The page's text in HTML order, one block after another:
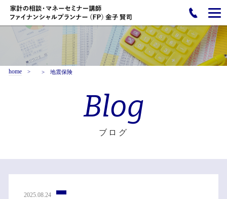
home 地震保険
Blog
ブログ
2025.08.24